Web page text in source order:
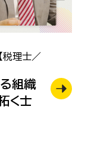
税理士／
組織
く士